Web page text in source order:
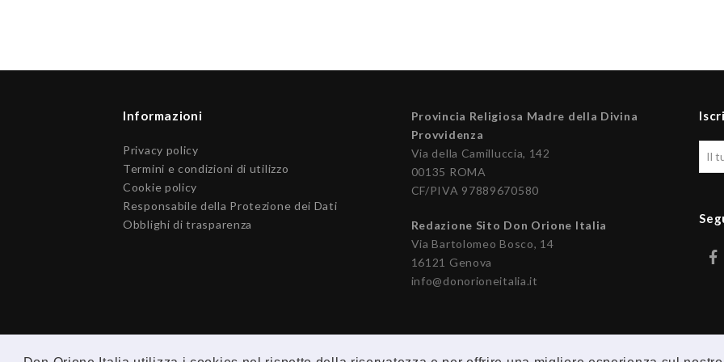
Informazioni
Privacy policy
Termini e condizioni di utilizzo
Cookie policy
Responsabile della Protezione dei Dati
Obblighi di trasparenza
Provincia Religiosa Madre della Divina
Provvidenza
Via della Camilluccia, 142
00135 ROMA
CF/PIVA 97889670580
Redazione Sito Don Orione Italia
Via Bartolomeo Bosco, 14
16121 Genova
info@donorioneitalia.it